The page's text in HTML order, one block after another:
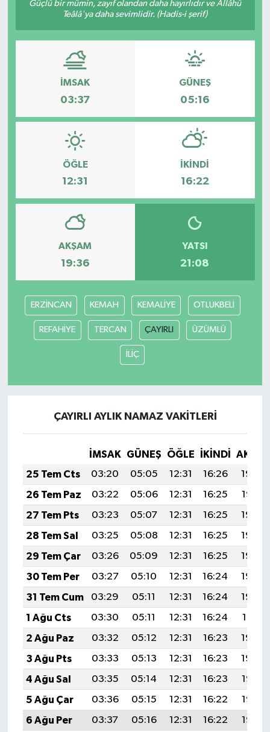
Güçlü bir mümin, zayıf olandan daha hayırlıdır ve Allâhü
Teâlâ'ya daha sevimlidir. (Hadis-i şerif)
İMSAK
03:37
GÜNEŞ
05:16
ÖĞLE
12:31
İKINDI
16:22
AKŞAM
19:36
YATSI
21:08
ERZİNCAN KEMAH KEMALİYE OTLUKBELİ
REFAHİYE TERCAN ÇAYIRLI ÜZÜMLÜ
İLİÇ
ÇAYIRLI AYLIK NAMAZ VAKITLERI
İMSAK GÜNEŞ ÖĞLE İKINDI
25 Tem Cts
03:20 05:05 12:31 16:26
19:48
26 Tem Paz
03:22 05:06 12:31 16:25
19:47
27 Tem Pts
03:23 05:07 12:31 16:25
19:46
28 Tem Sal
03:25 05:08 12:31 16:25
19:45
29 Tem Çar
03:26 05:09 12:31 16:25
19:44
30 Tem Per
03:27 05:10 12:31 16:24
19:43
31 Tem Cum
03:29 05:11 12:31 16:24
19:42
1 Ağu Cts
03:30 05:11 12:31 16:24
19:41
2 Ağu Paz
03:32 05:12 12:31 16:23
19:40
3 Ağu Pts
03:33 05:13 12:31 16:23
19:39
4 Ağu Sal
03:35 05:14 12:31 16:23
19:38
5 Ağu Çar
03:36 05:15 12:31 16:22
19:37
6 Ağu Per
03:37 05:16 12:31 16:22
19:36